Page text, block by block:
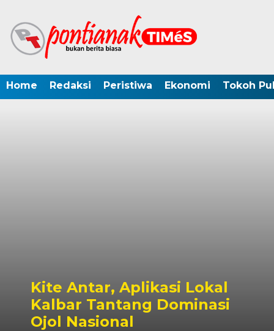
Home Redaksi Peristiwa Ekonomi Tokoh
Kite Antar, Aplikasi Lokal
Kalbar Tantang Dominasi
Ojol Nasional